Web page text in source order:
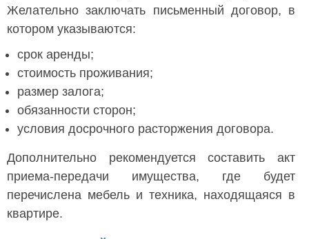
Желательно заключать письменный договор, в
котором указываются:
срок аренды;
стоимость проживания;
размер залога;
обязанности сторон;
условия досрочного расторжения договора.
Дополнительно рекомендуется составить акт
приема-передачи имущества, где будет
перечислена мебель и техника, находящаяся в
квартире.